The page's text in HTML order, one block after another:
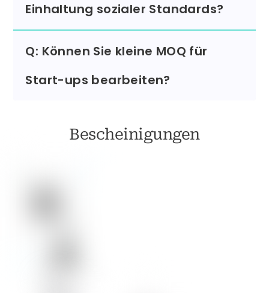
Einhaltung sozialer Standards?
Q: Können Sie kleine MOQ für
Start-ups bearbeiten?
Bescheinigungen